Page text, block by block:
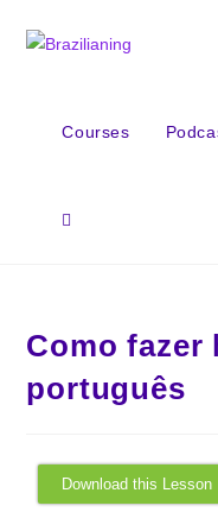
Courses
Como fazer
português
Download this Lesson